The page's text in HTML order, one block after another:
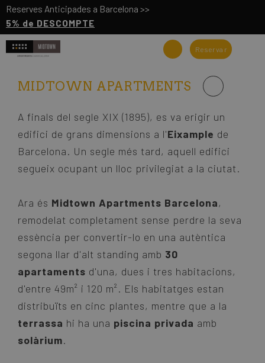
Reserves Anticipades a Barcelona >>
5% de DESCOMPTE
Reservar
MIDTOWN APARTMENTS
A finals del segle XIX (1895), es va erigir un
edifici de grans dimensions a l'Eixample de
Barcelona. Un segle més tard, aquell edifici
segueix ocupant un lloc privilegiat a la ciutat.
Ara és Midtown Apartments Barcelona,
remodelat completament sense perdre la seva
essència per convertir-lo en una autèntica
segona llar d'alt standing amb 30
apartaments d'una, dues i tres habitacions,
d'entre 49m² i 120 m². Els habitatges estan
distribuïts en cinc plantes, mentre que a la
terrassa hi ha una piscina privada amb
solàrium.